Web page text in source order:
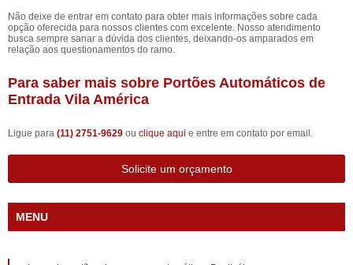
Não deixe de entrar em contato para obter mais informações sobre cada
opção oferecida para nossos clientes com excelente. Nosso atendimento
busca sempre sanar a dúvida dos clientes, deixando-os amparados em
relação aos questionamentos do ramo.
Para saber mais sobre Portões Automáticos de
Entrada Vila América
Ligue para (11) 2751-9629 ou clique aqui e entre em contato por email.
Solicite um orçamento
MENU